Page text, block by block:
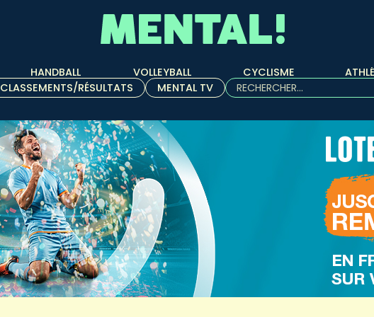
HANDBALL VOLLEYBALL CYCLISME
CLASSEMENTS/RÉSULTATS
MENTAL TV
Rechercher :